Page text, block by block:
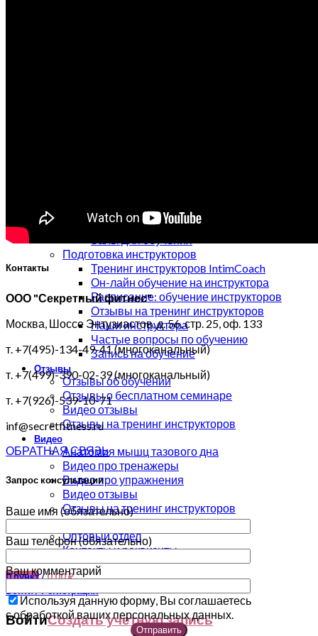
Наши инструктора
Запись на обучение
Подготовка инструкторов
Тренинг инструкторов IntimCoach
Он-лайн обучение на инструктора
Расписание: обучение инструкторов
Отзывы на тренинг инструкторов
Наши инструктора
Частые вопросы по обучению
Запись на обучение
Отзывы
Отзывы об обучении
Отзывы о бесплатном семинаре
Видео отзывы
Отзывы на тренинг инструкторов
Видео
Анатомия мышц тазового дна
Видео про тренажеры
Видео про упражнения
Видео отзывы
Отзывы на тренинг инструкторов
Контакты
Оптовый отдел
Контакты и реквизиты
0пункт/0,00₽
Войти / Регистрация
ВойтиСоздать учетную запись
Контакты
ООО "Секретный фитнес"
Москва, Шоссе Энтузиастов, д. 56, стр. 25, оф. 133
т. +7(495)-134-49-41 (многоканальный)
т. +7(499)-390-02-39 (многоканальный)
т. +7(926)-539-10-71
inf@secretfitness.ru
ОБРАТНАЯ СВЯЗЬ
Запрос консультации
Ваше имя (обязательно)
Ваш телефон (обязательно)
Ваш комментарий
Используя данную форму, Вы соглашаетесь
с обработкой ваших персональных данных.